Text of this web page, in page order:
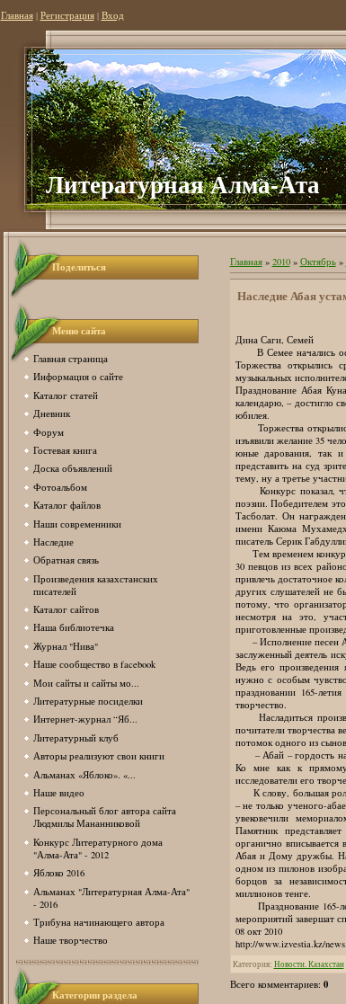
Главная| Регистрация| Вход
Литературная Алма-Ата
Поделиться
Меню сайта
Главная страница
Информация о сайте
Каталог статей
Дневник
Форум
Гостевая книга
Доска объявлений
Фотоальбом
Каталог файлов
Наши современники
Наследие
Обратная связь
Произведения казахстанских
писателей
Каталог сайтов
Наша библиотечка
Журнал "Нива"
Наше сообщество в facebook
Мои сайты и сайты мо...
Литературные посиделки
Интернет-журнал “Яб...
Литературный клуб
Авторы реализуют свои книги
Альманах «Яблоко». «...
Наше видео
Персональный блог автора сайта
Людмилы Мананниковой
Конкурс Литературного дома
"Алма-Ата" - 2012
Яблоко 2016
Альманах "Литературная Алма-Ата"
- 2016
Трибуна начинающего автора
Наше творчество
Категории раздела
Главная» 2010 » Октябрь »
Наследие Абая
Дина Саги, Семей
В Семее начались
Торжества открылись
музыкальных
Празднование Абая
календарю, – достигло
юбилея.
Торжества открылись
изъявили желание 35
юные дарования, так и
представить на суд
тему, ну а третье
Конкурс показал,
поэзии. Победителем
Тасболат. Он
имени Каюма
писатель Серик
Тем временем конкурс
30 певцов из всех
привлечь достаточное
других слушателей не
потому, что
несмотря на это,
приготовленные
– Исполнение песен
заслуженный деятель
Ведь его произведения
нужно с особым
праздновании 165-
творчество.
Насладиться
почитатели творчества
потомок одного из
– Абай – гордость
Ко мне как к прямому
исследователи его
К слову, большая
– не только ученого-
увековечили
Памятник
органично
Абая и Дому дружбы.
одном из пилонов
борцов за
миллионов тенге.
Празднование 165-
мероприятий завершат
08 окт 2010
http://www.izvestia.kz/
Категория: Новости. Казахстан
Всего комментариев: 0